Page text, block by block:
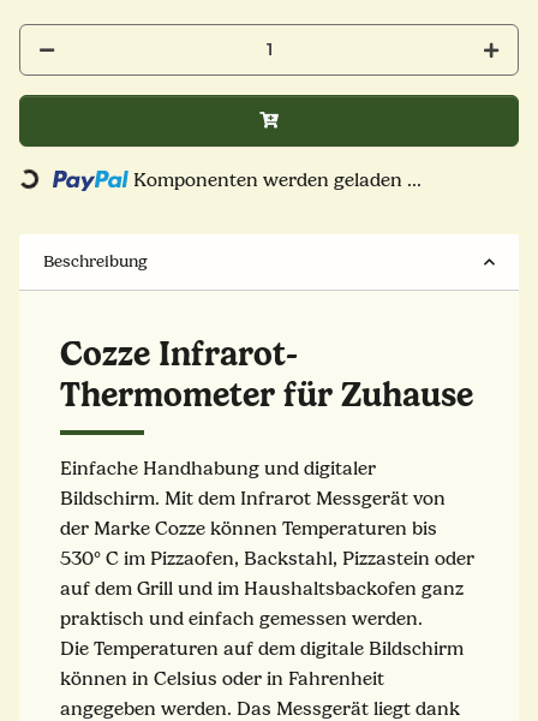
Loading... Komponenten werden geladen ...
Beschreibung
Cozze Infrarot-
Thermometer für Zuhause
Einfache Handhabung und digitaler
Bildschirm. Mit dem Infrarot Messgerät von
der Marke Cozze können Temperaturen bis
530° C im Pizzaofen, Backstahl, Pizzastein oder
auf dem Grill und im Haushaltsbackofen ganz
praktisch und einfach gemessen werden.
Die Temperaturen auf dem digitale Bildschirm
können in Celsius oder in Fahrenheit
angegeben werden. Das Messgerät liegt dank